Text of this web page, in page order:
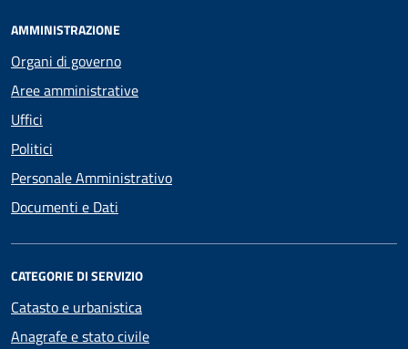
AMMINISTRAZIONE
Organi di governo
Aree amministrative
Uffici
Politici
Personale Amministrativo
Documenti e Dati
CATEGORIE DI SERVIZIO
Catasto e urbanistica
Anagrafe e stato civile